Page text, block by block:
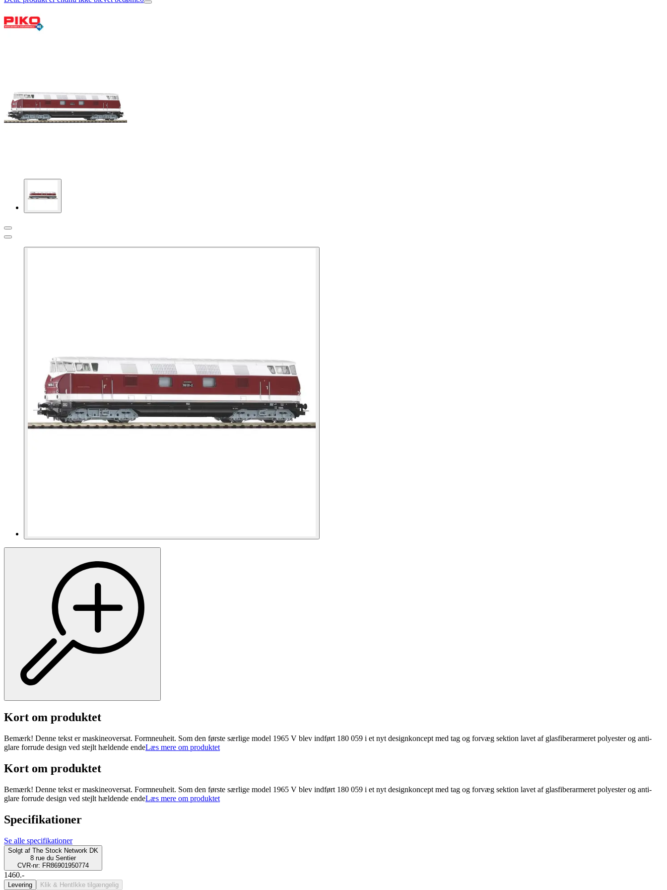
Kort om produktet
Bemærk! Denne tekst er maskineoversat. Formneuheit. Som den første særlige model 1965 V blev indført 180 059 i et nyt designkoncept med tag og forvæg sektion lavet af glasfiberarmeret polyester og anti-
glare forrude design ved stejlt hældende endeLæs mere om produktet
Kort om produktet
Bemærk! Denne tekst er maskineoversat. Formneuheit. Som den første særlige model 1965 V blev indført 180 059 i et nyt designkoncept med tag og forvæg sektion lavet af glasfiberarmeret polyester og anti-
glare forrude design ved stejlt hældende endeLæs mere om produktet
Specifikationer
Se alle specifikationer
Solgt af The Stock Network DK
8 rue du Sentier
CVR-nr: FR86901950774
1460.-
Levering Klik & Hent Ikke tilgængelig